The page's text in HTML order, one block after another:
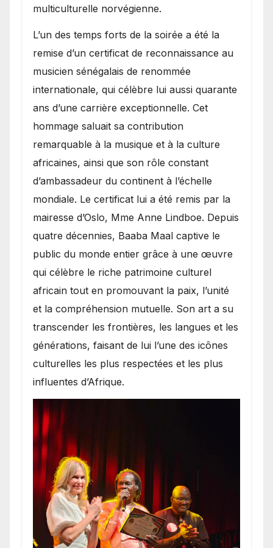
multiculturelle norvégienne.
​L’un des temps forts de la soirée a été la
remise d’un certificat de reconnaissance au
musicien sénégalais de renommée
internationale, qui célèbre lui aussi quarante
ans d’une carrière exceptionnelle. Cet
hommage saluait sa contribution
remarquable à la musique et à la culture
africaines, ainsi que son rôle constant
d’ambassadeur du continent à l’échelle
mondiale. Le certificat lui a été remis par la
mairesse d’Oslo, Mme Anne Lindboe. Depuis
quatre décennies, Baaba Maal captive le
public du monde entier grâce à une œuvre
qui célèbre le riche patrimoine culturel
africain tout en promouvant la paix, l’unité
et la compréhension mutuelle. Son art a su
transcender les frontières, les langues et les
générations, faisant de lui l’une des icônes
culturelles les plus respectées et les plus
influentes d’Afrique.